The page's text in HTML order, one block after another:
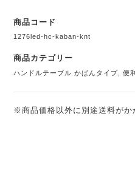
商品コード
1276led-hc-kaban-knt
商品カテゴリー
ハンドルテーブル かばんタイプ ,便
※商品価格以外に別途送料がか